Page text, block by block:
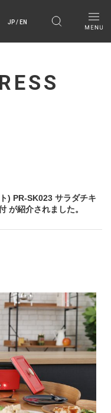
JP / EN
) PR-SK023 サラダチキ
が紹介されました。